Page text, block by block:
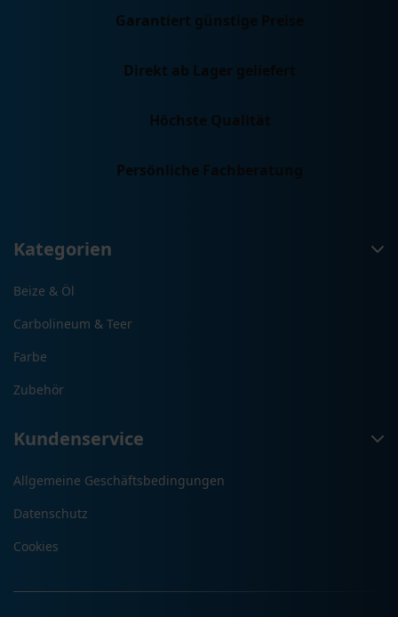
Garantiert günstige Preise
Direkt ab Lager geliefert
Höchste Qualität
Persönliche Fachberatung
Kategorien
Beize & Öl
Carbolineum & Teer
Farbe
Zubehör
Kundenservice
Allgemeine Geschäftsbedingungen
Datenschutz
Cookies